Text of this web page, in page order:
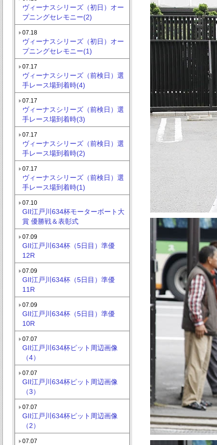
ヴィーナスシリーズ（初日）オー
プニングセレモニー(2)
07.18
ヴィーナスシリーズ（初日）オー
プニングセレモニー(1)
07.17
ヴィーナスシリーズ（前検日）選
手レース場到着時(4)
07.17
ヴィーナスシリーズ（前検日）選
手レース場到着時(3)
07.17
ヴィーナスシリーズ（前検日）選
手レース場到着時(2)
07.17
ヴィーナスシリーズ（前検日）選
手レース場到着時(1)
07.10
GII江戸川634杯モーターボート大
賞 優勝戦＆表彰式
07.09
GII江戸川634杯（5日目）準優
12R
07.09
GII江戸川634杯（5日目）準優
11R
07.09
GII江戸川634杯（5日目）準優
10R
07.07
GII江戸川634杯ピット周辺画像
（4）
07.07
GII江戸川634杯ピット周辺画像
（3）
07.07
GII江戸川634杯ピット周辺画像
（2）
07.07